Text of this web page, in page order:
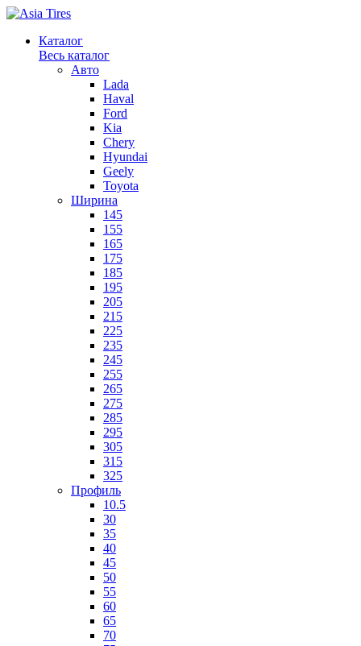
Каталог
Весь каталог
Авто
Lada
Haval
Ford
Kia
Chery
Hyundai
Geely
Toyota
Ширина
145
155
165
175
185
195
205
215
225
235
245
255
265
275
285
295
305
315
325
Профиль
10.5
30
35
40
45
50
55
60
65
70